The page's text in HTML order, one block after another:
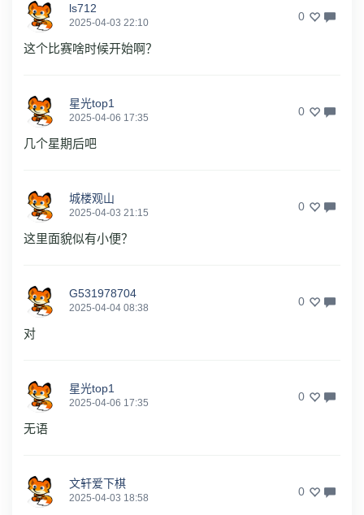
ls712
2025-04-03 22:10 0
这个比赛啥时候开始啊？
星光top1
2025-04-06 17:35 0
几个星期后吧
城楼观山
2025-04-03 21:15 0
这里面貌似有小便？
G531978704
2025-04-04 08:38 0
对
星光top1
2025-04-06 17:35 0
无语
文轩爱下棋
2025-04-03 18:58 0